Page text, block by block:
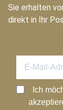
Sie erhalten
direkt in Ihr
Ich